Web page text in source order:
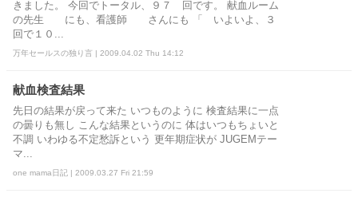
きました。 今回でトータル、９７ 回です。 献血ルーム
の先生 にも、看護師 さんにも 「 いよいよ、３
回で１０...
万年セールスの独り言 | 2009.04.02 Thu 14:12
献血検査結果
先日の結果が戻って来た いつものように 検査結果に一点
の曇りも無し こんな結果というのに 体はいつもちょいと
不調 いわゆる不定愁訴という 更年期症状が JUGEMテー
マ...
one mama日記 | 2009.03.27 Fri 21:59